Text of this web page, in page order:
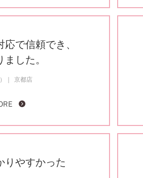
で信頼でき、
した。
京都店
りやすかった